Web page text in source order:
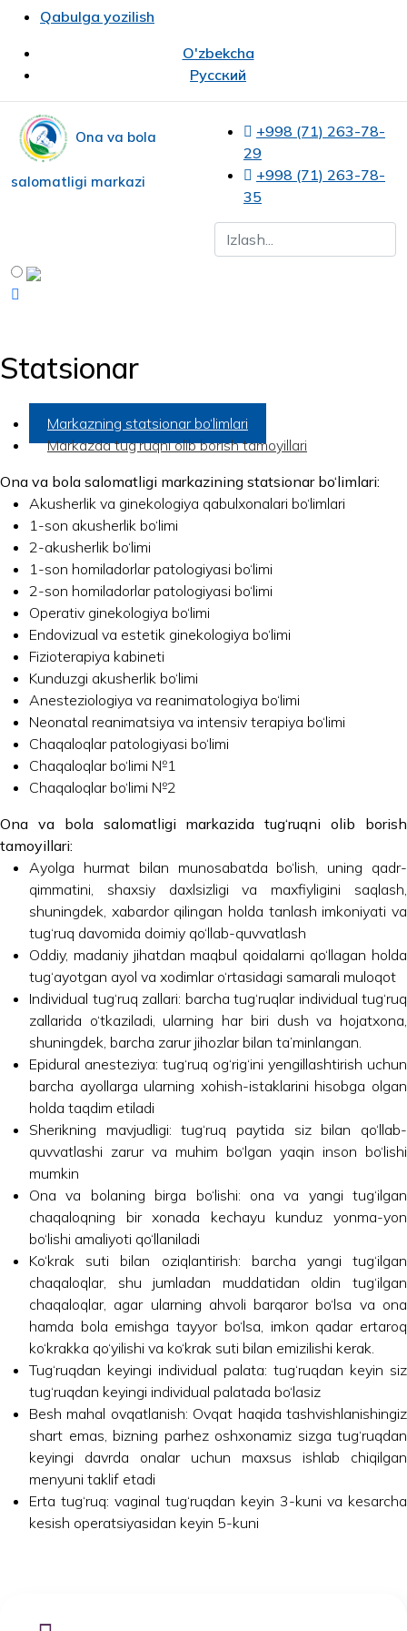
Qabulga yozilish
O'zbekcha
Русский
Ona va bola
salomatligi markazi
+998 (71) 263-78-
29
+998 (71) 263-78-
35
Statsionar
Markazning statsionar bo‘limlari
Markazda tug‘ruqni olib borish tamoyillari
Ona va bola salomatligi markazining statsionar bo‘limlari:
Akusherlik va ginekologiya qabulxonalari bo‘limlari
1-son akusherlik bo‘limi
2-akusherlik bo‘limi
1-son homiladorlar patologiyasi bo‘limi
2-son homiladorlar patologiyasi bo‘limi
Operativ ginekologiya bo‘limi
Endovizual va estetik ginekologiya bo‘limi
Fizioterapiya kabineti
Kunduzgi akusherlik bo‘limi
Anesteziologiya va reanimatologiya bo‘limi
Neonatal reanimatsiya va intensiv terapiya bo‘limi
Chaqaloqlar patologiyasi bo‘limi
Chaqaloqlar bo‘limi №1
Chaqaloqlar bo‘limi №2
Ona va bola salomatligi markazida tug‘ruqni olib borish
tamoyillari:
Ayolga hurmat bilan munosabatda bo‘lish, uning qadr-
qimmatini, shaxsiy daxlsizligi va maxfiyligini saqlash,
shuningdek, xabardor qilingan holda tanlash imkoniyati va
tug‘ruq davomida doimiy qo‘llab-quvvatlash
Oddiy, madaniy jihatdan maqbul qoidalarni qo‘llagan holda
tug‘ayotgan ayol va xodimlar o‘rtasidagi samarali muloqot
Individual tug‘ruq zallari: barcha tug‘ruqlar individual tug‘ruq
zallarida o‘tkaziladi, ularning har biri dush va hojatxona,
shuningdek, barcha zarur jihozlar bilan ta’minlangan.
Epidural anesteziya: tug‘ruq og‘rig‘ini yengillashtirish uchun
barcha ayollarga ularning xohish-istaklarini hisobga olgan
holda taqdim etiladi
Sherikning mavjudligi: tug‘ruq paytida siz bilan qo‘llab-
quvvatlashi zarur va muhim bo‘lgan yaqin inson bo‘lishi
mumkin
Ona va bolaning birga bo‘lishi: ona va yangi tug‘ilgan
chaqaloqning bir xonada kechayu kunduz yonma-yon
bo‘lishi amaliyoti qo‘llaniladi
Ko‘krak suti bilan oziqlantirish: barcha yangi tug‘ilgan
chaqaloqlar, shu jumladan muddatidan oldin tug‘ilgan
chaqaloqlar, agar ularning ahvoli barqaror bo‘lsa va ona
hamda bola emishga tayyor bo‘lsa, imkon qadar ertaroq
ko‘krakka qo‘yilishi va ko‘krak suti bilan emizilishi kerak.
Tug‘ruqdan keyingi individual palata: tug‘ruqdan keyin siz
tug‘ruqdan keyingi individual palatada bo‘lasiz
Besh mahal ovqatlanish: Ovqat haqida tashvishlanishingiz
shart emas, bizning parhez oshxonamiz sizga tug‘ruqdan
keyingi davrda onalar uchun maxsus ishlab chiqilgan
menyuni taklif etadi
Erta tug‘ruq: vaginal tug‘ruqdan keyin 3-kuni va kesarcha
kesish operatsiyasidan keyin 5-kuni